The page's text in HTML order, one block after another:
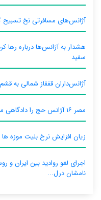
آژانس‌های مسافرتی نخ
هشدار به آژانس‌ها درباره رها
سفید
آژانس‌داران قفقاز شمالی به
مصر ۱۶ آژانس حج را دادگاهی می‌کند
زیان افزایش نرخ بلیت موزه ها
اجرای لغو روادید بین ایران و
نامشان درل...